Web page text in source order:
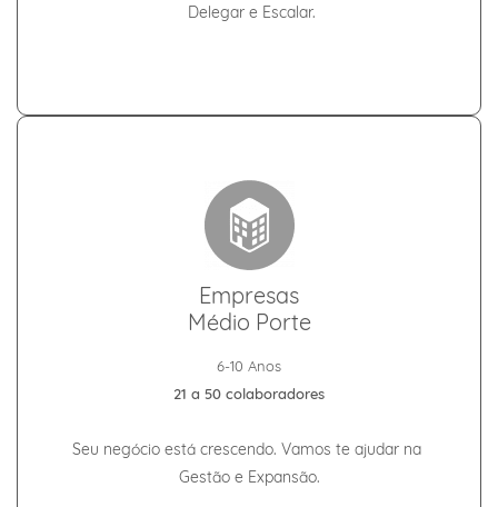
Delegar e Escalar.
Empresas
Médio Porte
6-10 Anos
21 a 50 colaboradores
Seu negócio está crescendo. Vamos te ajudar na
Gestão e Expansão.